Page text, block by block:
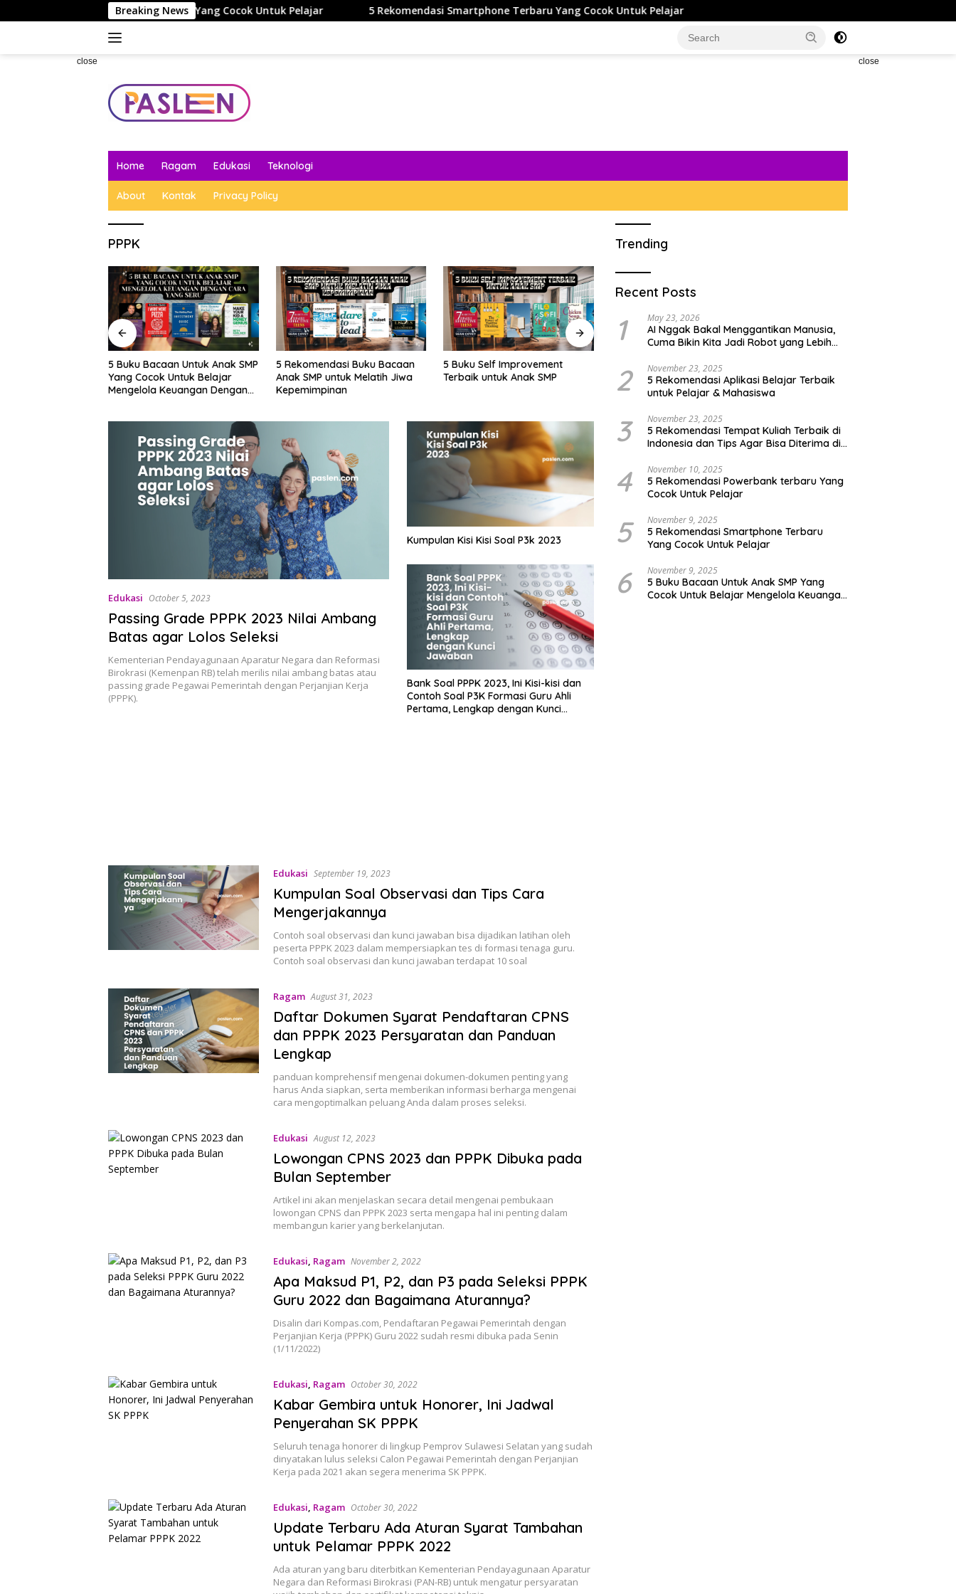
to
Breaking News
Powerbank terbaru Yang Cocok Untuk Pelajar 5 Rekomendasi Smartphone Terbaru Yang Cocok Untuk Pelajar
close close
Home Ragam Edukasi Teknologi
About Kontak Privacy Policy
PPPK
5 Buku Bacaan Untuk Anak SMP
Yang Cocok Untuk Belajar
Mengelola Keuangan Dengan
5 Rekomendasi Buku Bacaan
Anak SMP untuk Melatih Jiwa
Kepemimpinan
5 Buku Self Improvement
Terbaik untuk Anak SMP
AI Nggak Bakal Menggantikan
Manusia, Cuma Bikin Kita Jadi
Robot yang Lebih Efisien Saja
Terbaik untuk Pelajar &
Mahasiswa
Edukasi October 5, 2023
Passing Grade PPPK 2023 Nilai Ambang
Batas agar Lolos Seleksi
Kementerian Pendayagunaan Aparatur Negara dan Reformasi
Birokrasi (Kemenpan RB) telah merilis nilai ambang batas atau
passing grade Pegawai Pemerintah dengan Perjanjian Kerja
(PPPK).
Kumpulan Kisi Kisi Soal P3k 2023
Bank Soal PPPK 2023, Ini Kisi-kisi dan
Contoh Soal P3K Formasi Guru Ahli
Pertama, Lengkap dengan Kunci
Edukasi September 19, 2023
Kumpulan Soal Observasi dan Tips Cara
Mengerjakannya
Contoh soal observasi dan kunci jawaban bisa dijadikan latihan oleh
peserta PPPK 2023 dalam mempersiapkan tes di formasi tenaga guru.
Contoh soal observasi dan kunci jawaban terdapat 10 soal
Ragam August 31, 2023
Daftar Dokumen Syarat Pendaftaran CPNS
dan PPPK 2023 Persyaratan dan Panduan
Lengkap
panduan komprehensif mengenai dokumen-dokumen penting yang
harus Anda siapkan, serta memberikan informasi berharga mengenai
cara mengoptimalkan peluang Anda dalam proses seleksi.
Edukasi August 12, 2023
Lowongan CPNS 2023 dan PPPK Dibuka pada
Bulan September
Artikel ini akan menjelaskan secara detail mengenai pembukaan
lowongan CPNS dan PPPK 2023 serta mengapa hal ini penting dalam
membangun karier yang berkelanjutan.
Edukasi, Ragam November 2, 2022
Apa Maksud P1, P2, dan P3 pada Seleksi PPPK
Guru 2022 dan Bagaimana Aturannya?
Disalin dari Kompas.com, Pendaftaran Pegawai Pemerintah dengan
Perjanjian Kerja (PPPK) Guru 2022 sudah resmi dibuka pada Senin
(1/11/2022)
Edukasi, Ragam October 30, 2022
Kabar Gembira untuk Honorer, Ini Jadwal
Penyerahan SK PPPK
Seluruh tenaga honorer di lingkup Pemprov Sulawesi Selatan yang sudah
dinyatakan lulus seleksi Calon Pegawai Pemerintah dengan Perjanjian
Kerja pada 2021 akan segera menerima SK PPPK.
Edukasi, Ragam October 30, 2022
Update Terbaru Ada Aturan Syarat Tambahan
untuk Pelamar PPPK 2022
Ada aturan yang baru diterbitkan Kementerian Pendayagunaan Aparatur
Negara dan Reformasi Birokrasi (PAN-RB) untuk mengatur persyaratan
Trending
Recent Posts
1 May 23, 2026
AI Nggak Bakal Menggantikan Manusia,
Cuma Bikin Kita Jadi Robot yang Lebih
2 November 23, 2025
5 Rekomendasi Aplikasi Belajar Terbaik
untuk Pelajar & Mahasiswa
3 November 23, 2025
5 Rekomendasi Tempat Kuliah Terbaik di
Indonesia dan Tips Agar Bisa Diterima di
4 November 10, 2025
5 Rekomendasi Powerbank terbaru Yang
Cocok Untuk Pelajar
5 November 9, 2025
5 Rekomendasi Smartphone Terbaru
Yang Cocok Untuk Pelajar
6 November 9, 2025
5 Buku Bacaan Untuk Anak SMP Yang
Cocok Untuk Belajar Mengelola Keuangan